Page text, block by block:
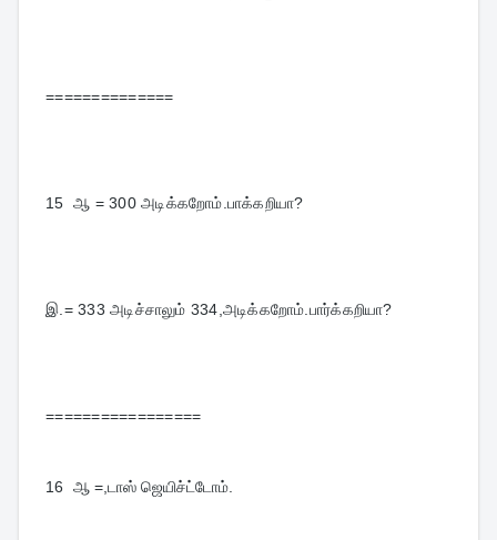
==============
15 ஆ = 300 அடிக்கறோம்.பாக்கறியா?
இ.= 333 அடிச்சாலும் 334,அடிக்கறோம்.பார்க்கறியா?
=================
16 ஆ =,டாஸ் ஜெயிச்ட்டோம்.